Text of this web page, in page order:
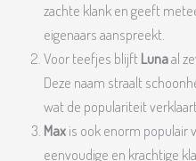
zachte klank en geeft
eigenaars aanspreekt.
Voor teefjes blijftLunaal
Deze naam straalt
wat de populariteit
Maxis ook enorm populair
eenvoudige en krachtige